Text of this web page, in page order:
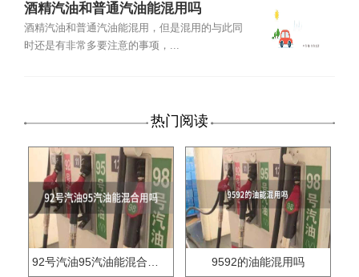
酒精汽油和普通汽油能混用吗
酒精汽油和普通汽油能混用，但是混用的与此同
时还是有非常多要注意的事项，...
热门阅读
9592的油能混用吗